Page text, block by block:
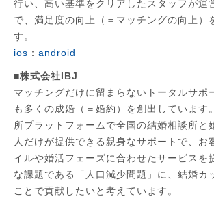
行い、高い基準をクリアしたスタッフが運
で、満足度の向上（＝マッチングの向上）
す。
ios ： android
■株式会社IBJ
マッチングだけに留まらないトータルサポ
も多くの成婚（＝婚約）を創出しています
所プラットフォームで全国の結婚相談所と
人だけが提供できる親身なサポートで、お
イルや婚活フェーズに合わせたサービスを
な課題である「人口減少問題」に、結婚カ
ことで貢献したいと考えています。